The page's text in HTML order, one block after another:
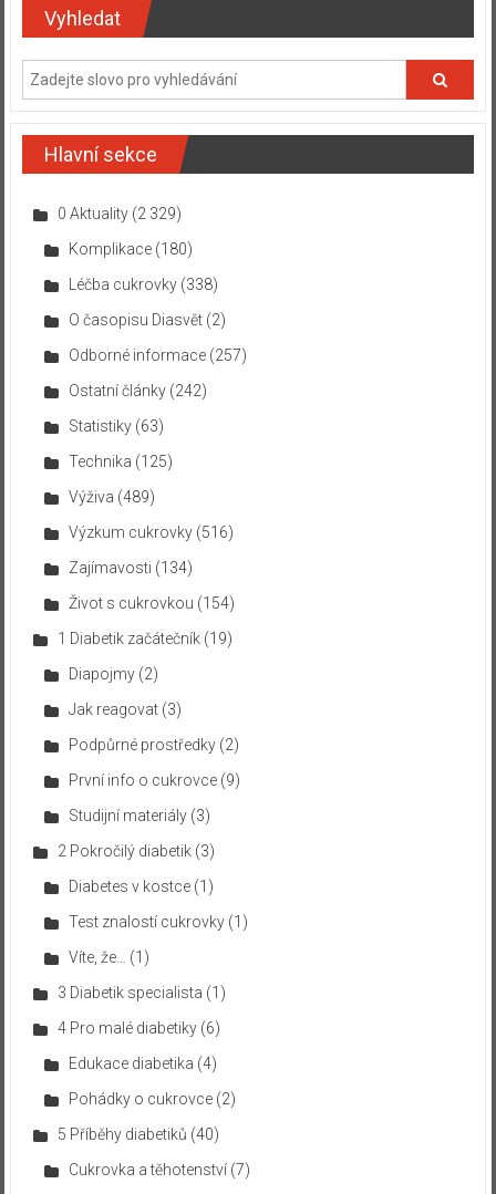
Vyhledat
Hlavní sekce
0 Aktuality(2 329)
Komplikace(180)
Léčba cukrovky(338)
O časopisu Diasvět(2)
Odborné informace(257)
Ostatní články(242)
Statistiky(63)
Technika (125)
Výživa (489)
Výzkum cukrovky(516)
Zajímavosti (134)
Život s cukrovkou (154)
1 Diabetik začátečník(19)
Diapojmy(2)
Jak reagovat(3)
Podpůrné prostředky(2)
První info o cukrovce(9)
Studijní materiály(3)
2 Pokročilý diabetik(3)
Diabetes v kostce(1)
Test znalostí cukrovky(1)
Víte, že…
(1)
3 Diabetik specialista (1)
4 Pro malé diabetiky(6)
Edukace diabetika (4)
Pohádky o cukrovce(2)
5 Příběhy diabetiků (40)
Cukrovka a těhotenství(7)